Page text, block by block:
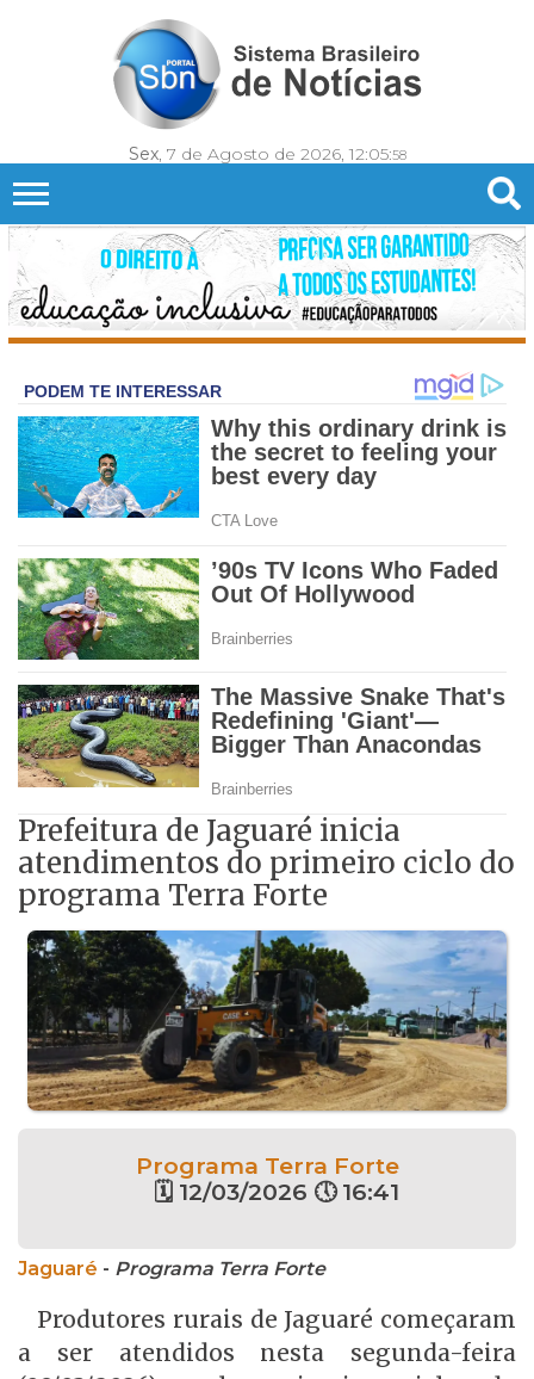
Sex, 7 de Agosto de 2026, 12:06:01
Prefeitura de Jaguaré inicia
atendimentos do primeiro ciclo do
programa Terra Forte
Programa Terra Forte
🗓 12/03/2026 🕔 16:41
Jaguaré - Programa Terra Forte
Produtores rurais de Jaguaré começaram
a ser atendidos nesta segunda-feira